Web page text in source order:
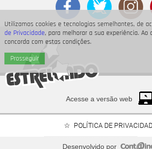
Utilizamos cookies e tecnologias semelhantes, de
de Privacidade, para melhorar a sua experiência. Ao
concorda com estas condições.
Prosseguir
Acesse a versão web
POLÍTICA DE
Desenvolvido por